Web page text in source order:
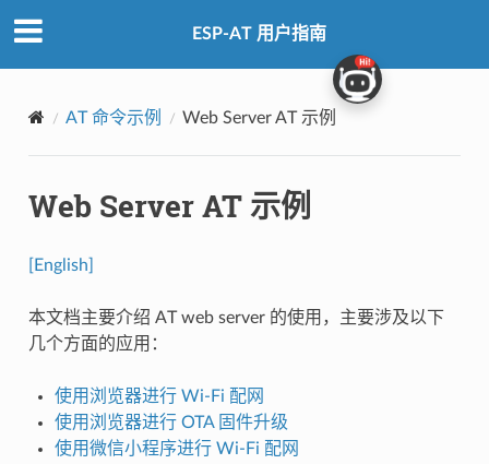
ESP-AT 用户指南
AT 命令示例 Web Server AT 示例
Web Server AT 示例
[English]
本文档主要介绍 AT web server 的使用，主要涉及以下
几个方面的应用：
使用浏览器进行 Wi-Fi 配网
使用浏览器进行 OTA 固件升级
使用微信小程序进行 Wi-Fi 配网